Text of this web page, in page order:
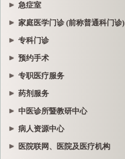
急症室
家庭医学门诊 (前称普通科门诊)
专科门诊
预约手术
专职医疗服务
药剂服务
中医诊所暨教研中心
病人资源中心
医院联网、医院及医疗机构